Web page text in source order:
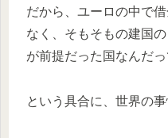
だから、ユーロの中で
なく、そもそもの建国
が前提だった国なんだ
という具合に、世界の